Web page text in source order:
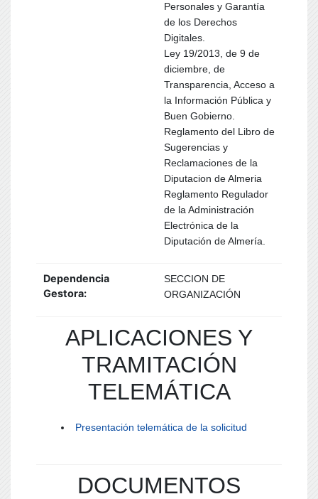
Personales y Garantía
de los Derechos
Digitales.
Ley 19/2013, de 9 de
diciembre, de
Transparencia, Acceso a
la Información Pública y
Buen Gobierno.
Reglamento del Libro de
Sugerencias y
Reclamaciones de la
Diputacion de Almeria
Reglamento Regulador
de la Administración
Electrónica de la
Diputación de Almería.
Dependencia
Gestora:
SECCION DE
ORGANIZACIÓN
APLICACIONES Y
TRAMITACIÓN
TELEMÁTICA
Presentación telemática de la solicitud
DOCUMENTOS